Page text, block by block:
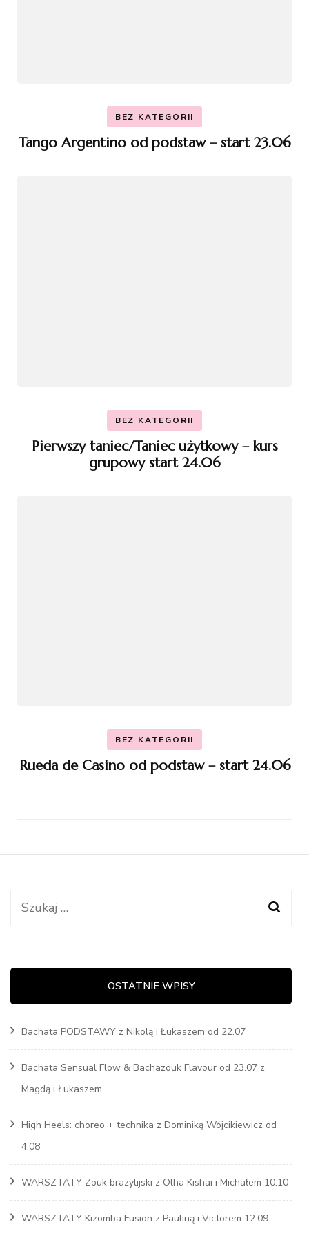
BEZ KATEGORII
Tango Argentino od podstaw – start 23.06
BEZ KATEGORII
Pierwszy taniec/Taniec użytkowy – kurs
grupowy start 24.06
BEZ KATEGORII
Rueda de Casino od podstaw – start 24.06
Szukaj:
OSTATNIE WPISY
Bachata PODSTAWY z Nikolą i Łukaszem od 22.07
Bachata Sensual Flow & Bachazouk Flavour od 23.07 z
Magdą i Łukaszem
High Heels: choreo + technika z Dominiką Wójcikiewicz od
4.08
WARSZTATY Zouk brazylijski z Olha Kishai i Michałem 10.10
WARSZTATY Kizomba Fusion z Pauliną i Victorem 12.09